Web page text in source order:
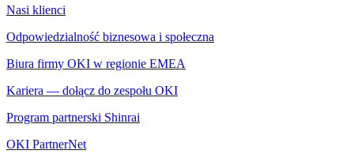
Nasi klienci
Odpowiedzialność biznesowa i społeczna
Biura firmy OKI w regionie EMEA
Kariera — dołącz do zespołu OKI
Program partnerski Shinrai
OKI PartnerNet